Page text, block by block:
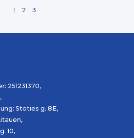
1
2 3
251231370,
Stoties g. 8E,
10,